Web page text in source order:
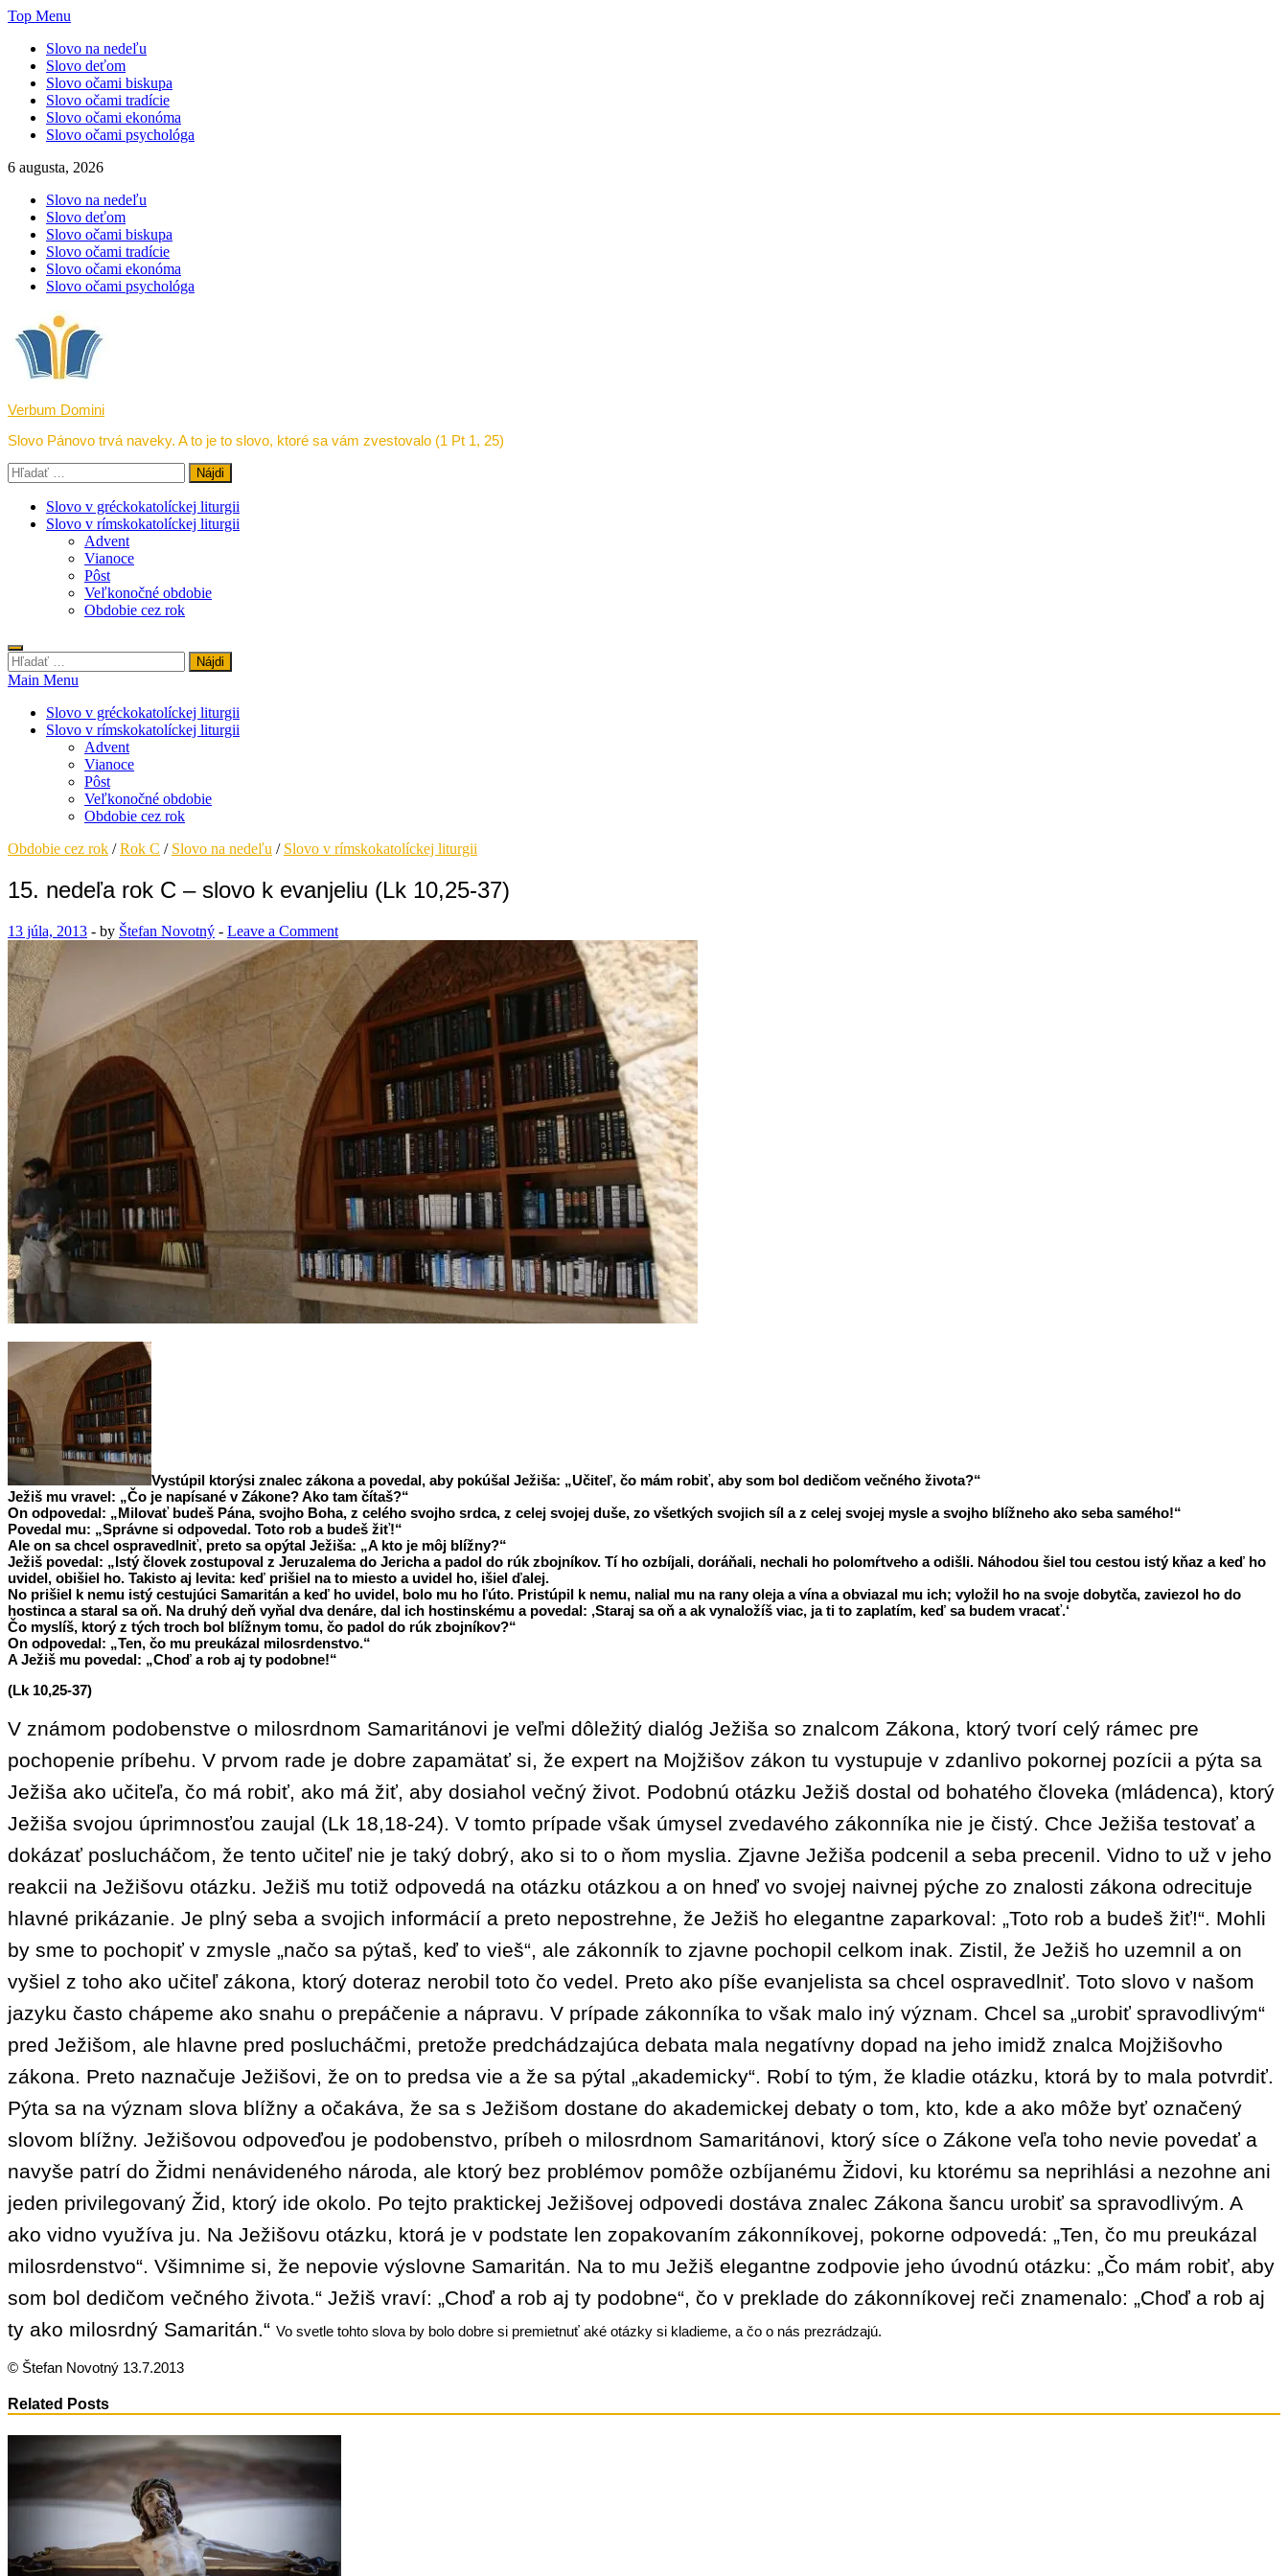
Skip
content
Top Menu
Slovo na nedeľu
Slovo deťom
Slovo očami biskupa
Slovo očami tradície
Slovo očami ekonóma
Slovo očami psychológa
6 augusta, 2026
Slovo na nedeľu
Slovo deťom
Slovo očami biskupa
Slovo očami tradície
Slovo očami ekonóma
Slovo očami psychológa
Verbum Domini
Slovo Pánovo trvá naveky. A to je to slovo, ktoré sa vám zvestovalo (1 Pt 1, 25)
Hľadať:
Slovo v gréckokatolíckej liturgii
Slovo v rímskokatolíckej liturgii
Advent
Vianoce
Pôst
Veľkonočné obdobie
Obdobie cez rok
Hľadať:
Main Menu
Slovo v gréckokatolíckej liturgii
Slovo v rímskokatolíckej liturgii
Advent
Vianoce
Pôst
Veľkonočné obdobie
Obdobie cez rok
Obdobie cez rok /Rok C / Slovo na nedeľu / Slovo v rímskokatolíckej liturgii
15. nedeľa rok C – slovo k evanjeliu (Lk 10,25-37)
13 júla, 2013 - by Štefan Novotný - Leave a Comment
Vystúpil ktorýsi znalec zákona a povedal, aby pokúšal Ježiša: „Učiteľ, čo mám robiť, aby som bol dedičom večného života?“
Ježiš mu vravel: „Čo je napísané v Zákone? Ako tam čítaš?“
On odpovedal: „Milovať budeš Pána, svojho Boha, z celého svojho srdca, z celej svojej duše, zo všetkých svojich síl a z celej svojej mysle a svojho blížneho ako seba samého!“
Povedal mu: „Správne si odpovedal. Toto rob a budeš žiť!“
Ale on sa chcel ospravedlniť, preto sa opýtal Ježiša: „A kto je môj blížny?“
Ježiš povedal: „Istý človek zostupoval z Jeruzalema do Jericha a padol do rúk zbojníkov. Tí ho ozbíjali, doráňali, nechali ho polomŕtveho a odišli. Náhodou šiel tou cestou istý kňaz a keď ho
uvidel, obišiel ho. Takisto aj levita: keď prišiel na to miesto a uvidel ho, išiel ďalej.
No prišiel k nemu istý cestujúci Samaritán a keď ho uvidel, bolo mu ho ľúto. Pristúpil k nemu, nalial mu na rany oleja a vína a obviazal mu ich; vyložil ho na svoje dobytča, zaviezol ho do
hostinca a staral sa oň. Na druhý deň vyňal dva denáre, dal ich hostinskému a povedal: ‚Staraj sa oň a ak vynaložíš viac, ja ti to zaplatím, keď sa budem vracať.‘
Čo myslíš, ktorý z tých troch bol blížnym tomu, čo padol do rúk zbojníkov?“
On odpovedal: „Ten, čo mu preukázal milosrdenstvo.“
A Ježiš mu povedal: „Choď a rob aj ty podobne!“
(Lk 10,25-37)
V známom podobenstve o milosrdnom Samaritánovi je veľmi dôležitý dialóg Ježiša so znalcom Zákona, ktorý tvorí celý rámec pre
pochopenie príbehu. V prvom rade je dobre zapamätať si, že expert na Mojžišov zákon tu vystupuje v zdanlivo pokornej pozícii a pýta sa
Ježiša ako učiteľa, čo má robiť, ako má žiť, aby dosiahol večný život. Podobnú otázku Ježiš dostal od bohatého človeka (mládenca), ktorý
Ježiša svojou úprimnosťou zaujal (Lk 18,18-24). V tomto prípade však úmysel zvedavého zákonníka nie je čistý. Chce Ježiša testovať a
dokázať poslucháčom, že tento učiteľ nie je taký dobrý, ako si to o ňom myslia. Zjavne Ježiša podcenil a seba precenil. Vidno to už v jeho
reakcii na Ježišovu otázku. Ježiš mu totiž odpovedá na otázku otázkou a on hneď vo svojej naivnej pýche zo znalosti zákona odrecituje
hlavné prikázanie. Je plný seba a svojich informácií a preto nepostrehne, že Ježiš ho elegantne zaparkoval: „Toto rob a budeš žiť!“. Mohli
by sme to pochopiť v zmysle „načo sa pýtaš, keď to vieš“, ale zákonník to zjavne pochopil celkom inak. Zistil, že Ježiš ho uzemnil a on
vyšiel z toho ako učiteľ zákona, ktorý doteraz nerobil toto čo vedel. Preto ako píše evanjelista sa chcel ospravedlniť. Toto slovo v našom
jazyku často chápeme ako snahu o prepáčenie a nápravu. V prípade zákonníka to však malo iný význam. Chcel sa „urobiť spravodlivým“
pred Ježišom, ale hlavne pred poslucháčmi, pretože predchádzajúca debata mala negatívny dopad na jeho imidž znalca Mojžišovho
zákona. Preto naznačuje Ježišovi, že on to predsa vie a že sa pýtal „akademicky“. Robí to tým, že kladie otázku, ktorá by to mala potvrdiť.
Pýta sa na význam slova blížny a očakáva, že sa s Ježišom dostane do akademickej debaty o tom, kto, kde a ako môže byť označený
slovom blížny. Ježišovou odpoveďou je podobenstvo, príbeh o milosrdnom Samaritánovi, ktorý síce o Zákone veľa toho nevie povedať a
navyše patrí do Židmi nenávideného národa, ale ktorý bez problémov pomôže ozbíjanému Židovi, ku ktorému sa neprihlási a nezohne ani
jeden privilegovaný Žid, ktorý ide okolo. Po tejto praktickej Ježišovej odpovedi dostáva znalec Zákona šancu urobiť sa spravodlivým. A
ako vidno využíva ju. Na Ježišovu otázku, ktorá je v podstate len zopakovaním zákonníkovej, pokorne odpovedá: „Ten, čo mu preukázal
milosrdenstvo“. Všimnime si, že nepovie výslovne Samaritán. Na to mu Ježiš elegantne zodpovie jeho úvodnú otázku: „Čo mám robiť, aby
som bol dedičom večného života.“ Ježiš vraví: „Choď a rob aj ty podobne“, čo v preklade do zákonníkovej reči znamenalo: „Choď a rob aj
ty ako milosrdný Samaritán.“ Vo svetle tohto slova by bolo dobre si premietnuť aké otázky si kladieme, a čo o nás prezrádzajú.
© Štefan Novotný 13.7.2013
Related Posts